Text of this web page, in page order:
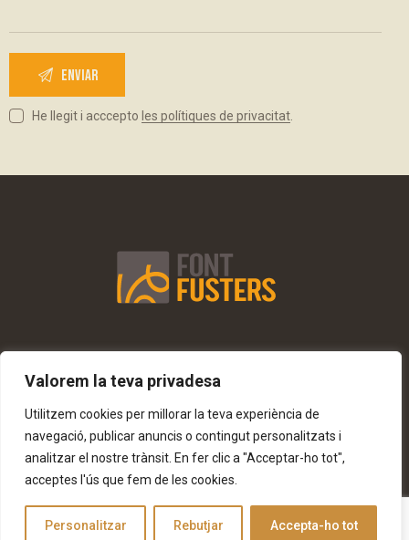
Valorem la teva privadesa
Utilitzem cookies per millorar la teva experiència de
navegació, publicar anuncis o contingut personalitzats i
analitzar el nostre trànsit. En fer clic a "Acceptar-ho tot",
acceptes l'ús que fem de les cookies.
Personalitzar Rebutjar Accepta-ho tot
He llegit i acccepto les polítiques de privacitat.
Avís Legal i Condicions d’Ús
Política de Privacitat i Protecció de Dades